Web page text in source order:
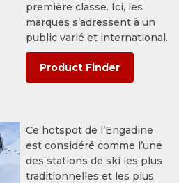
première classe. Ici, les
marques s’adressent à un
public varié et international.
Product Finder
Ce hotspot de l’Engadine
est considéré comme l’une
des stations de ski les plus
traditionnelles et les plus